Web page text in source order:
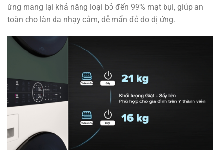
ứng mang lại khả năng loại bỏ đến 99% mạt bụi, giúp an
toàn cho làn da nhạy cảm, dễ mẩn đỏ do dị ứng.